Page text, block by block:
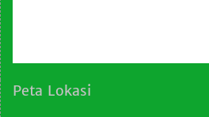
Peta Lokasi